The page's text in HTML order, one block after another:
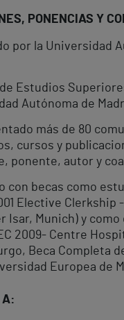
PONENCIAS Y
por la Universidad
Estudios
Autónoma de
más de 80
cursos y
ponente, autor y
con becas como
Elective Clerkship
Isar, Munich) y
2009- Centre
Beca Completa
Europea de
A: